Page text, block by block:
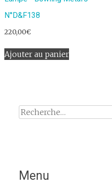
N°D&F138
220,00€
Ajouter au panier
Rechercher :
Menu